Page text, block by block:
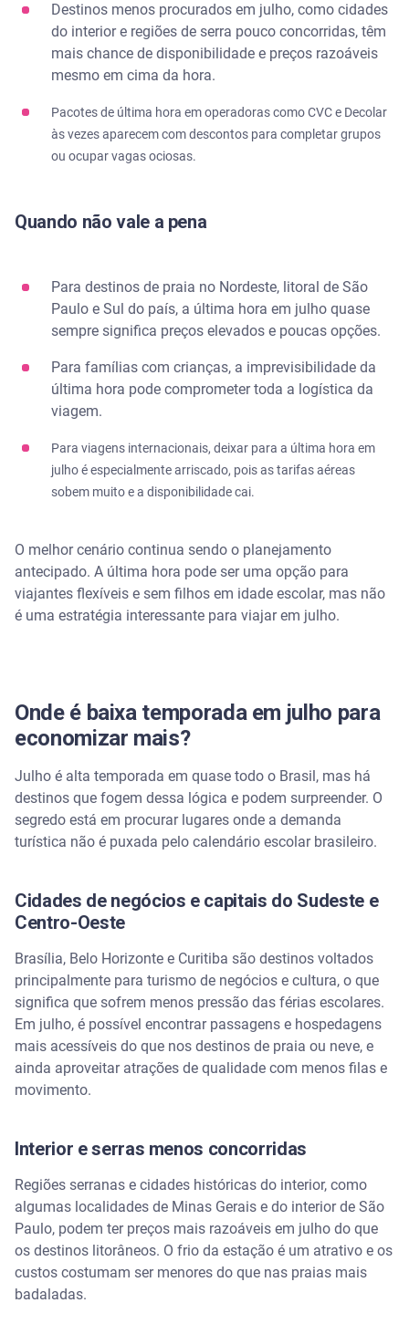
Destinos menos procurados em julho, como cidades
do interior e regiões de serra pouco concorridas, têm
mais chance de disponibilidade e preços razoáveis
mesmo em cima da hora.
Pacotes de última hora em operadoras como CVC e Decolar
às vezes aparecem com descontos para completar grupos
ou ocupar vagas ociosas.
Quando não vale a pena
Para destinos de praia no Nordeste, litoral de São
Paulo e Sul do país, a última hora em julho quase
sempre significa preços elevados e poucas opções.
Para famílias com crianças, a imprevisibilidade da
última hora pode comprometer toda a logística da
viagem.
Para viagens internacionais, deixar para a última hora em
julho é especialmente arriscado, pois as tarifas aéreas
sobem muito e a disponibilidade cai.
O melhor cenário continua sendo o planejamento
antecipado. A última hora pode ser uma opção para
viajantes flexíveis e sem filhos em idade escolar, mas não
é uma estratégia interessante para viajar em julho.
Onde é baixa temporada em julho para
economizar mais?
Julho é alta temporada em quase todo o Brasil, mas há
destinos que fogem dessa lógica e podem surpreender. O
segredo está em procurar lugares onde a demanda
turística não é puxada pelo calendário escolar brasileiro.
Cidades de negócios e capitais do Sudeste e
Centro-Oeste
Brasília, Belo Horizonte e Curitiba são destinos voltados
principalmente para turismo de negócios e cultura, o que
significa que sofrem menos pressão das férias escolares.
Em julho, é possível encontrar passagens e hospedagens
mais acessíveis do que nos destinos de praia ou neve, e
ainda aproveitar atrações de qualidade com menos filas e
movimento.
Interior e serras menos concorridas
Regiões serranas e cidades históricas do interior, como
algumas localidades de Minas Gerais e do interior de São
Paulo, podem ter preços mais razoáveis em julho do que
os destinos litorâneos. O frio da estação é um atrativo e os
custos costumam ser menores do que nas praias mais
badaladas.